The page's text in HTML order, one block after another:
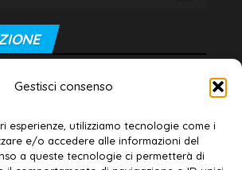
Gestisci consenso
esperienze, utilizziamo tecnologie come i
e/o accedere alle informazioni del
a queste tecnologie ci permetterà di
responsabile:
Masciullo